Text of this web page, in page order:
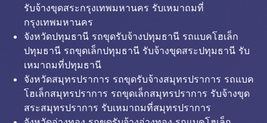
รับจ้างขุดสระกรุงเทพมหานคร รับเหมาถมที่
กรุงเทพมหานคร
จังหวัดปทุมธานี รถขุดรับจ้างปทุมธานี รถแบคโฮเล็ก
ปทุมธานี รถขุดเล็กปทุมธานี รับจ้างขุดสระปทุมธานี รับ
เหมาถมที่ปทุมธานี
จังหวัดสมุทรปราการ รถขุดรับจ้างสมุทรปราการ รถแบค
โฮเล็กสมุทรปราการ รถขุดเล็กสมุทรปราการ รับจ้างขุด
สระสมุทรปราการ รับเหมาถมที่สมุทรปราการ